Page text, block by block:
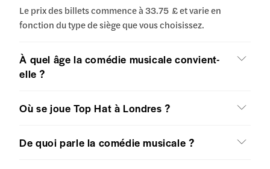
Le prix des billets commence à 33.75 £ et varie en
fonction du type de siège que vous choisissez.
À quel âge la comédie musicale convient-
elle ?
Où se joue Top Hat à Londres ?
De quoi parle la comédie musicale ?